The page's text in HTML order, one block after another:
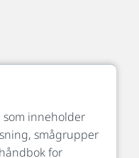
som inneholder
smågrupper
for